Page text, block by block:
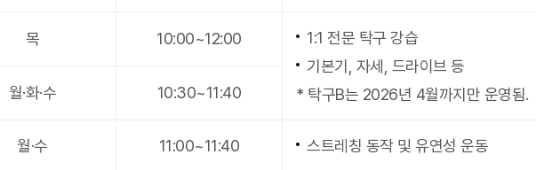
목 10:00~12:00
1:1 전문 탁구 강습
기본기, 자세, 드라이브 등
* 탁구B는 2026년 4월까지만 운영됨.
월·화·수 10:30~11:40
월·수 11:00~11:40 스트레칭 동작 및 유연성 운동